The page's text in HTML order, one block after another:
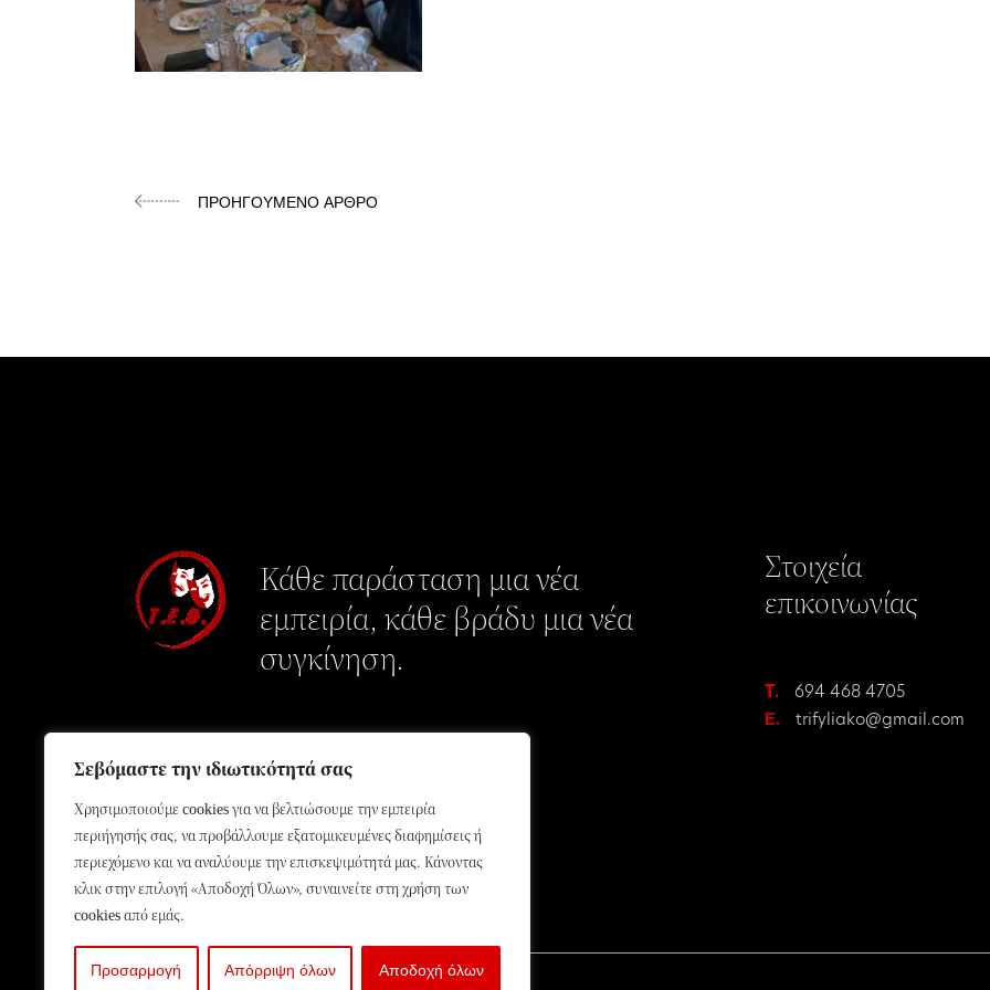
Σεβόμαστε την ιδιωτικότητά σας
Χρησιμοποιούμε cookies για να βελτιώσουμε την εμπειρία
περιήγησής σας, να προβάλλουμε εξατομικευμένες διαφημίσεις ή
περιεχόμενο και να αναλύουμε την επισκεψιμότητά μας. Κάνοντας
κλικ στην επιλογή «Αποδοχή Όλων», συναινείτε στη χρήση των
cookies από εμάς.
Προσαρμογή Απόρριψη όλων Αποδοχή όλων
ΠΡΟΗΓΟΎΜΕΝΟ ΆΡΘΡΟ
Κάθε παράσταση μια νέα
εμπειρία, κάθε βράδυ μια νέα
συγκίνηση.
Στοιχεία
επικοινωνίας
T. 694 468 4705
Ε. trifyliako@gmail.com